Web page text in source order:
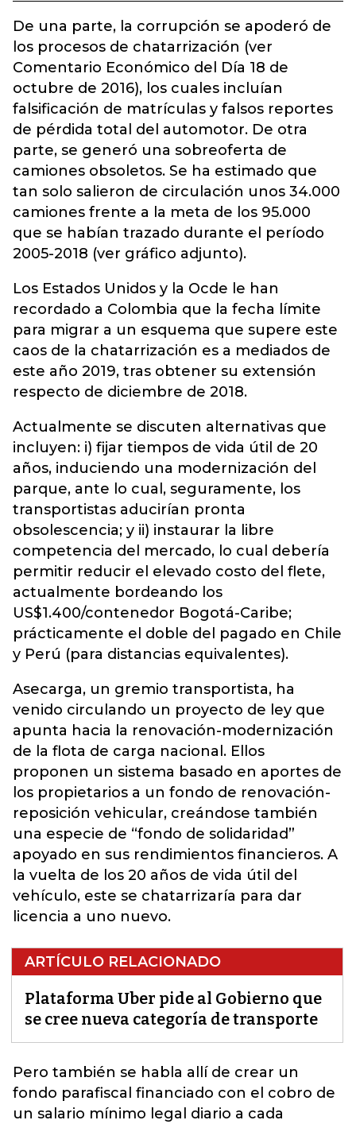
De una parte, la corrupción se apoderó de
los procesos de chatarrización (ver
Comentario Económico del Día 18 de
octubre de 2016), los cuales incluían
falsificación de matrículas y falsos reportes
de pérdida total del automotor. De otra
parte, se generó una sobreoferta de
camiones obsoletos. Se ha estimado que
tan solo salieron de circulación unos 34.000
camiones frente a la meta de los 95.000
que se habían trazado durante el período
2005-2018 (ver gráfico adjunto).
Los Estados Unidos y la Ocde le han
recordado a Colombia que la fecha límite
para migrar a un esquema que supere este
caos de la chatarrización es a mediados de
este año 2019, tras obtener su extensión
respecto de diciembre de 2018.
Actualmente se discuten alternativas que
incluyen: i) fijar tiempos de vida útil de 20
años, induciendo una modernización del
parque, ante lo cual, seguramente, los
transportistas aducirían pronta
obsolescencia; y ii) instaurar la libre
competencia del mercado, lo cual debería
permitir reducir el elevado costo del flete,
actualmente bordeando los
US$1.400/contenedor Bogotá-Caribe;
prácticamente el doble del pagado en Chile
y Perú (para distancias equivalentes).
Asecarga, un gremio transportista, ha
venido circulando un proyecto de ley que
apunta hacia la renovación-modernización
de la flota de carga nacional. Ellos
proponen un sistema basado en aportes de
los propietarios a un fondo de renovación-
reposición vehicular, creándose también
una especie de “fondo de solidaridad”
apoyado en sus rendimientos financieros. A
la vuelta de los 20 años de vida útil del
vehículo, este se chatarrizaría para dar
licencia a uno nuevo.
ARTÍCULO RELACIONADO
Plataforma Uber pide al Gobierno que
se cree nueva categoría de transporte
Pero también se habla allí de crear un
fondo parafiscal financiado con el cobro de
un salario mínimo legal diario a cada